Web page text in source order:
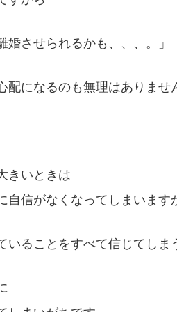
婚させられるかも、、、。」
配になるのも無理はありませ
きいときは
自信がなくなってしまいます
いることをすべて信じてしま